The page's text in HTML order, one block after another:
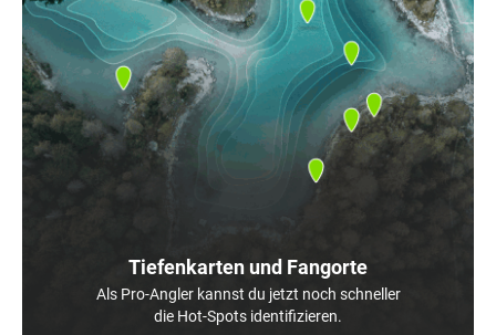
Tiefenkarten und Fangorte
Als Pro-Angler kannst du jetzt noch schneller
die Hot-Spots identifizieren.